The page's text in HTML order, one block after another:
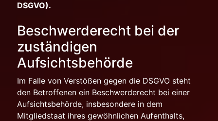
DSGVO).
Beschwerderecht bei der
zuständigen
Aufsichtsbehörde
Im Falle von Verstößen gegen die DSGVO steht
den Betroffenen ein Beschwerderecht bei einer
Aufsichtsbehörde, insbesondere in dem
Mitgliedstaat ihres gewöhnlichen Aufenthalts,